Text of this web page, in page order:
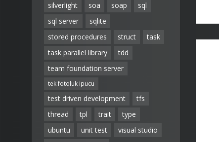
silverlight
soa soap
sql
sql server
sqlite
stored procedures
struct
task
task parallel library
tdd
team foundation server
tek fotoluk ipucu
test driven development
tfs
thread
tpl trait
type
ubuntu
unit test
visual studio